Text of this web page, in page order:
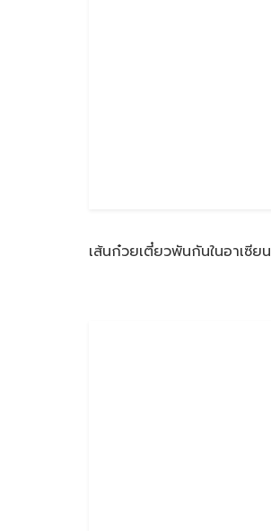
เส้นก๋วยเตี๋ยวพันกันในอาเซียน